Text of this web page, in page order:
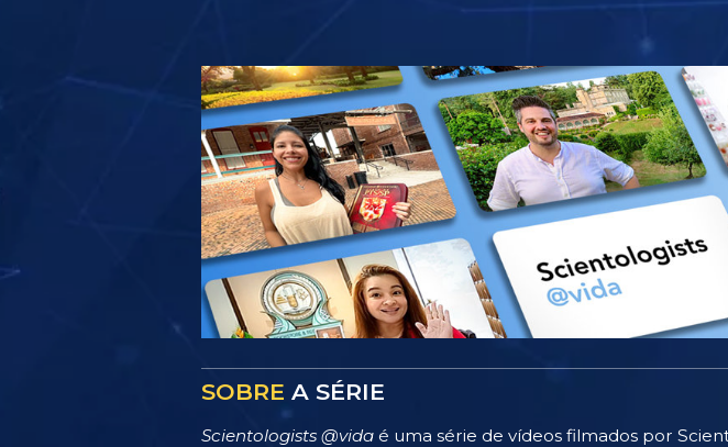
SOBRE A SÉRIE
Scientologists @vida é uma série de vídeos filmados por